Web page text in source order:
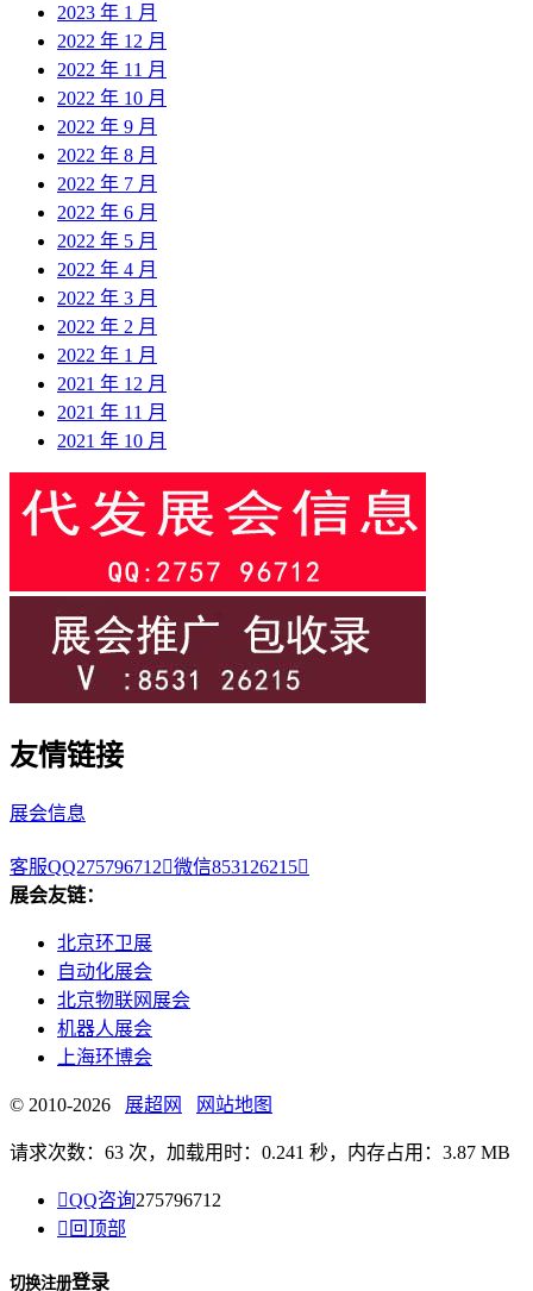
2023 年 1 月
2022 年 12 月
2022 年 11 月
2022 年 10 月
2022 年 9 月
2022 年 8 月
2022 年 7 月
2022 年 6 月
2022 年 5 月
2022 年 4 月
2022 年 3 月
2022 年 2 月
2022 年 1 月
2021 年 12 月
2021 年 11 月
2021 年 10 月
友情链接
展会信息
客服QQ275796712微信853126215
展会友链：
北京环卫展
自动化展会
北京物联网展会
机器人展会
上海环博会
© 2010-2026 展超网 网站地图
请求次数：63 次，加载用时：0.241 秒，内存占用：3.87 MB
QQ咨询275796712
 回顶部
切换注册登录